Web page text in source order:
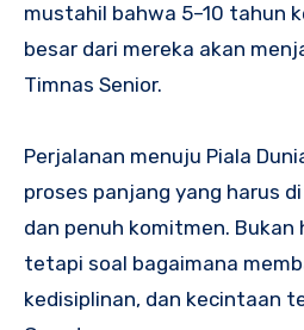
mustahil bahwa 5–10 tahun
besar dari mereka akan
Timnas Senior.
Perjalanan menuju Piala
proses panjang yang harus
dan penuh komitmen. Bukan
tetapi soal bagaimana
kedisiplinan, dan kecintaan